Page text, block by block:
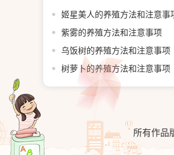
姬星美人的养殖方法和注意事
紫雾的养殖方法和注意事项
乌饭树的养殖方法和注意事项
树萝卜的养殖方法和注意事项
所有作品